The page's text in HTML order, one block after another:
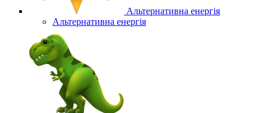
Альтернативна енергія
Альтернативна енергія